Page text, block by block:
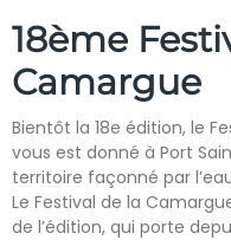
18ème
Camargue
Bientôt la 18e édition, le
vous est donné à Port
territoire façonné par
Le Festival de la
de l’édition, qui porte